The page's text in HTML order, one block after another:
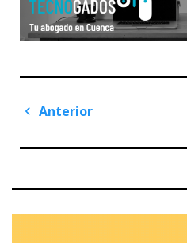
Navegación
entradas
Anterior